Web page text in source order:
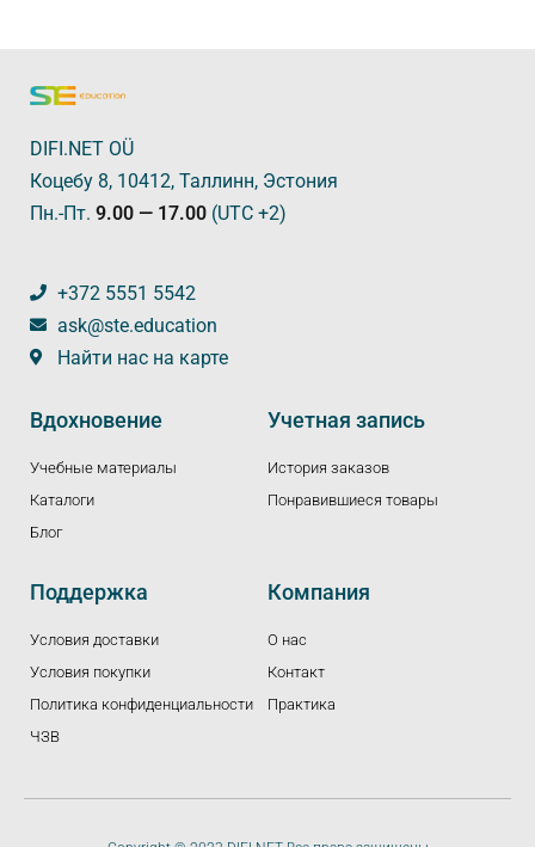
DIFI.NET OÜ
Коцебу 8, 10412, Таллинн, Эстония
Пн.-Пт. 9.00 — 17.00 (UTC +2)
+372 5551 5542
ask@ste.education
Найти нас на карте
Вдохновение
Учебные материалы
Каталоги
Блог
Учетная запись
История заказов
Понравившиеся товары
Поддержка
Условия доставки
Условия покупки
Политика конфиденциальности
ЧЗВ
Компания
О нас
Контакт
Практика